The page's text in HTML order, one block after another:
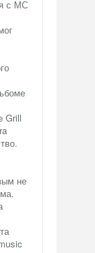
с МС
Grill
не